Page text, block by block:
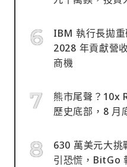
IBM 執行長拋
2028 年貢獻營
商機
熊市尾聲？10x
歷史底部，8 月
630 萬美元大
引恐慌，BitGo